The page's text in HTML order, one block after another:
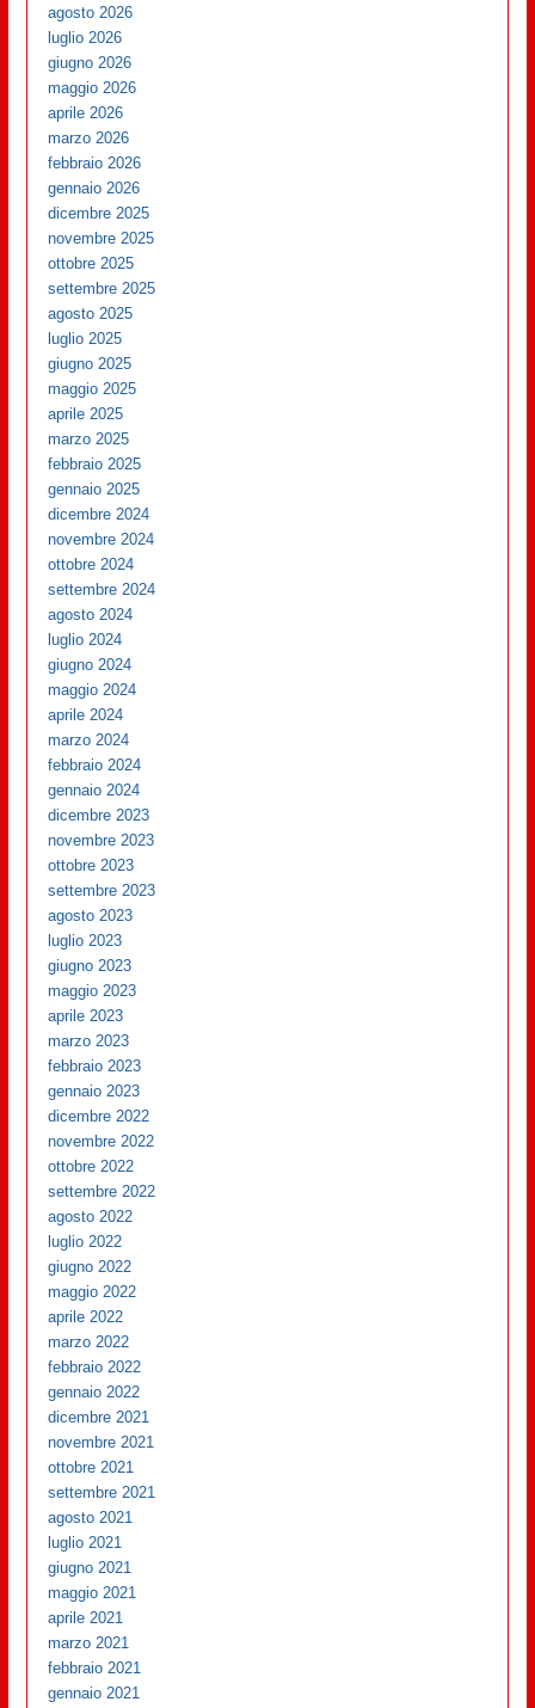
agosto 2026
luglio 2026
giugno 2026
maggio 2026
aprile 2026
marzo 2026
febbraio 2026
gennaio 2026
dicembre 2025
novembre 2025
ottobre 2025
settembre 2025
agosto 2025
luglio 2025
giugno 2025
maggio 2025
aprile 2025
marzo 2025
febbraio 2025
gennaio 2025
dicembre 2024
novembre 2024
ottobre 2024
settembre 2024
agosto 2024
luglio 2024
giugno 2024
maggio 2024
aprile 2024
marzo 2024
febbraio 2024
gennaio 2024
dicembre 2023
novembre 2023
ottobre 2023
settembre 2023
agosto 2023
luglio 2023
giugno 2023
maggio 2023
aprile 2023
marzo 2023
febbraio 2023
gennaio 2023
dicembre 2022
novembre 2022
ottobre 2022
settembre 2022
agosto 2022
luglio 2022
giugno 2022
maggio 2022
aprile 2022
marzo 2022
febbraio 2022
gennaio 2022
dicembre 2021
novembre 2021
ottobre 2021
settembre 2021
agosto 2021
luglio 2021
giugno 2021
maggio 2021
aprile 2021
marzo 2021
febbraio 2021
gennaio 2021